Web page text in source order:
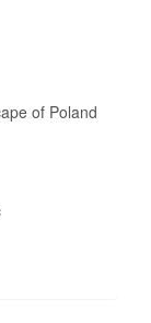
of Poland